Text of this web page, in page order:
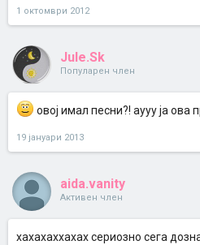
1 октомври 2012
Jule.Sk
Популарен член
овој имал песни?! аууу ја ова
19 јануари 2013
aida.vanity
Активен член
хахахаххахах сериозно сега